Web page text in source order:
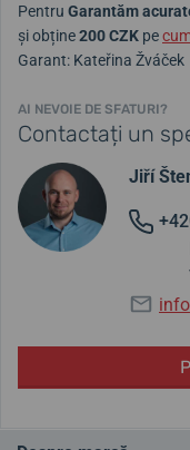
Pentru Garantăm
și obține200 CZK pe
Garant: Kateřina Žváček
AI NEVOIE DE SFATURI?
Contactați un
Jiří